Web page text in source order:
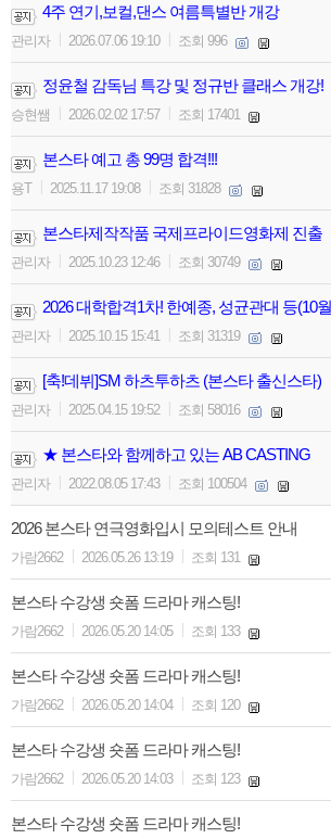
4주 연기,보컬,댄스 여름특별반 개강
관리자 2026.07.06 19:10 조회 996
정윤철 감독님 특강 및 정규반 클래스 개강!
승현쌤 2026.02.02 17:57 조회 17401
본스타 예고 총 99명 합격!!!
용T 2025.11.17 19:08 조회 31828
본스타제작작품 국제프라이드영화제 진출
관리자 2025.10.23 12:46 조회 30749
2026 대학합격1차! 한예종, 성균관대 등(10
관리자 2025.10.15 15:41 조회 31319
[축!데뷔]SM 하츠투하츠 (본스타 출신스타)
관리자 2025.04.15 19:52 조회 58016
★ 본스타와 함께하고 있는 AB CASTING
관리자 2022.08.05 17:43 조회 100504
2026 본스타 연극영화입시 모의테스트 안내
가람2662 2026.05.26 13:19 조회 131
본스타 수강생 숏폼 드라마 캐스팅!
가람2662 2026.05.20 14:05 조회 133
본스타 수강생 숏폼 드라마 캐스팅!
가람2662 2026.05.20 14:04 조회 120
본스타 수강생 숏폼 드라마 캐스팅!
가람2662 2026.05.20 14:03 조회 123
본스타 수강생 숏폼 드라마 캐스팅!